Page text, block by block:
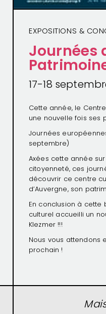
EXPOSITIONS &
Journées
17-18
Cette année, le
une nouvelle fois ses
Journées
septembre)
Axées cette année
citoyenneté, ces
découvrir ce centre
d’Auvergne, son
En conclusion à cette
culturel accueilli un
Klezmer !!!
Nous vous attendons
prochain !